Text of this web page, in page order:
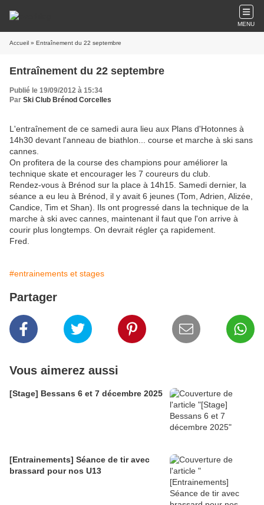
MENU
Accueil » Entraînement du 22 septembre
Entraînement du 22 septembre
Publié le 19/09/2012 à 15:34
Par Ski Club Brénod Corcelles
L'entraînement de ce samedi aura lieu aux Plans d'Hotonnes à
14h30 devant l'anneau de biathlon... course et marche à ski sans
cannes.
On profitera de la course des champions pour améliorer la
technique skate et encourager les 7 coureurs du club.
Rendez-vous à Brénod sur la place à 14h15. Samedi dernier, la
séance a eu leu à Brénod, il y avait 6 jeunes (Tom, Adrien, Alizée,
Candice, Tim et Shan). Ils ont progressé dans la technique de la
marche à ski avec cannes, maintenant il faut que l'on arrive à
courir plus longtemps. On devrait régler ça rapidement.
Fred.
#entrainements et stages
Partager
Vous aimerez aussi
[Stage] Bessans 6 et 7 décembre 2025
[Entrainements] Séance de tir avec
brassard pour nos U13